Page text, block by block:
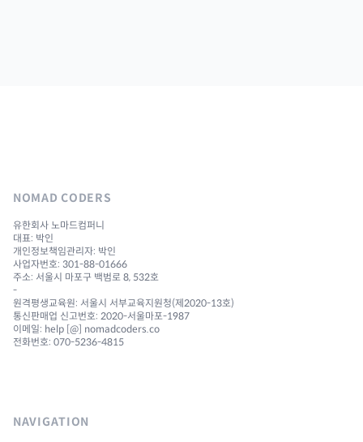
NOMAD CODERS
유한회사 노마드컴퍼니
대표: 박인
개인정보책임관리자: 박인
사업자번호: 301-88-01666
주소: 서울시 마포구 백범로 8, 532호
-
원격평생교육원: 서울시 서부교육지원청(제2020-13호)
통신판매업 신고번호: 2020-서울마포-1987
이메일: help [@] nomadcoders.co
전화번호: 070-5236-4815
NAVIGATION